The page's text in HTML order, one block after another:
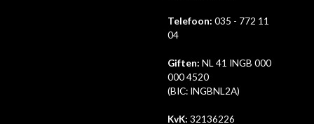
Telefoon: 035 - 772 11
04
Giften: NL 41 INGB 000
000 4520
(BIC: INGBNL2A)
KvK: 32136226